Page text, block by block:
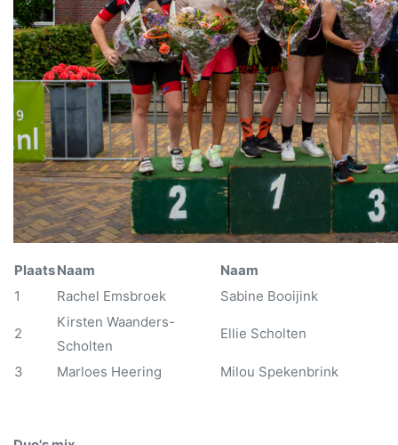
PlaatsNaam
Naam
1
Rachel Emsbroek Sabine Booijink
2
Kirsten Waanders-
Scholten
Ellie Scholten
3 Marloes Heering Milou Spekenbrink